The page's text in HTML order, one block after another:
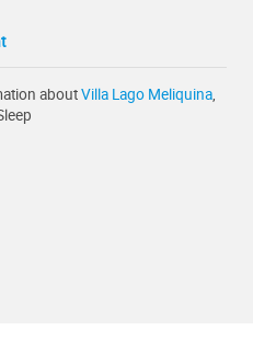
aboutVilla Lago Meliquina,